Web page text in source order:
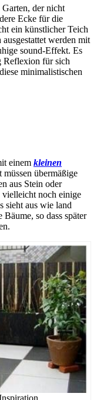
der nicht
Ecke für die
ein künstlicher Teich
werden mit
sound-Effekt. Es
Reflexion für sich
minimalistischen
einem kleinen
übermäßige
aus Stein oder
vielleicht noch einige
sieht aus wie land
so dass später